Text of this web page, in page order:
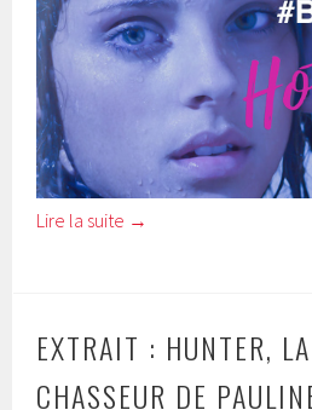
Lire la suite →
EXTRAIT : HUNTER,
CHASSEUR DE